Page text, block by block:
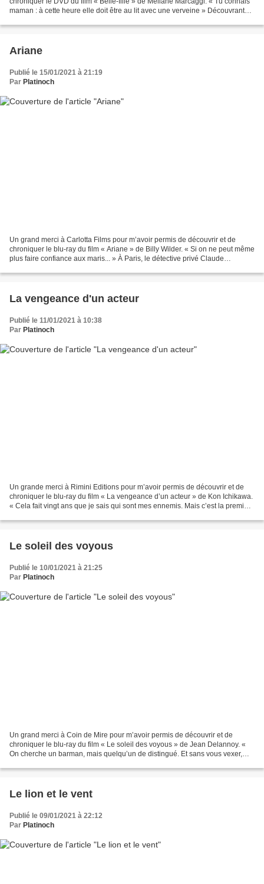
maman : à cette heure elle doit être au lit avec une verveine » Découvrant
Ariane
Publié le 15/01/2021 à 21:19
Par Platinoch
Un grand merci à Carlotta Films pour m’avoir permis de découvrir et de
chroniquer le blu-ray du film « Ariane » de Billy Wilder. « Si on ne peut même
plus faire confiance aux maris... » À Paris, le détective privé Claude
La vengeance d'un acteur
Publié le 11/01/2021 à 10:38
Par Platinoch
Un grande merci à Rimini Editions pour m’avoir permis de découvrir et de
chroniquer le blu-ray du film « La vengeance d’un acteur » de Kon Ichikawa.
« Cela fait vingt ans que je sais qui sont mes ennemis. Mais c’est la première
Le soleil des voyous
Publié le 10/01/2021 à 21:25
Par Platinoch
Un grand merci à Coin de Mire pour m’avoir permis de découvrir et de
chroniquer le blu-ray du film « Le soleil des voyous » de Jean Delannoy. «
On cherche un barman, mais quelqu’un de distingué. Et sans vous vexer,
Le lion et le vent
Publié le 09/01/2021 à 22:12
Par Platinoch